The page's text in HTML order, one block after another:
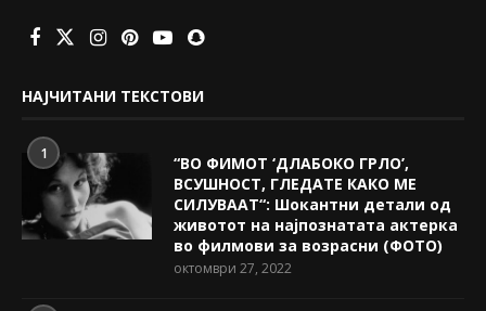
НАЈЧИТАНИ ТЕКСТОВИ
1
“ВО ФИМОТ ‘ДЛАБОКО ГРЛО’,
ВСУШНОСТ, ГЛЕДАТЕ КАКО МЕ
СИЛУВААТ“: Шокантни детали од
животот на најпознатата актерка
во филмови за возрасни (ФОТО)
октомври 27, 2022